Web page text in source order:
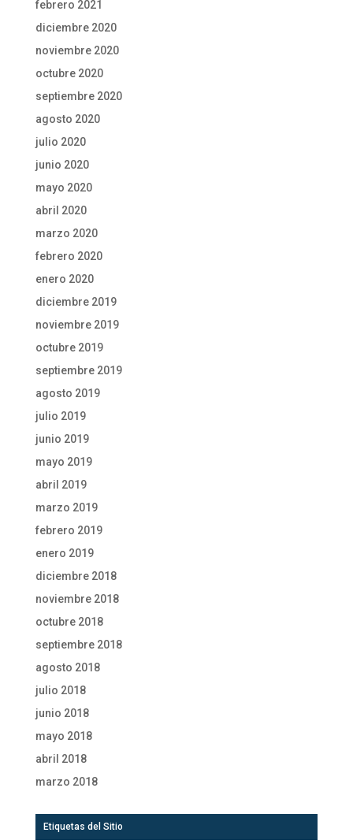
febrero 2021
diciembre 2020
noviembre 2020
octubre 2020
septiembre 2020
agosto 2020
julio 2020
junio 2020
mayo 2020
abril 2020
marzo 2020
febrero 2020
enero 2020
diciembre 2019
noviembre 2019
octubre 2019
septiembre 2019
agosto 2019
julio 2019
junio 2019
mayo 2019
abril 2019
marzo 2019
febrero 2019
enero 2019
diciembre 2018
noviembre 2018
octubre 2018
septiembre 2018
agosto 2018
julio 2018
junio 2018
mayo 2018
abril 2018
marzo 2018
Etiquetas del Sitio